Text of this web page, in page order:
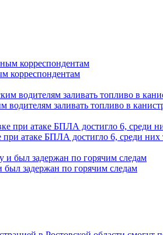
корреспондентам
водителям заливать топливо в
атаке БПЛА достигло 6, среди них
был задержан по горячим следам